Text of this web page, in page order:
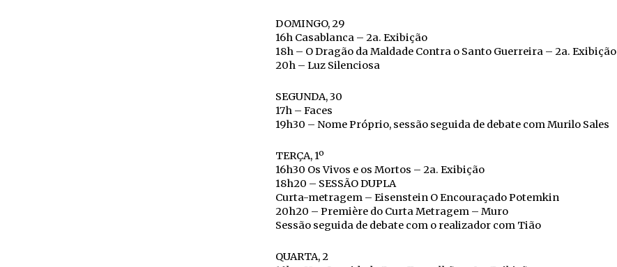
DOMINGO, 29
16h Casablanca – 2a. Exibição
18h – O Dragão da Maldade Contra o Santo Guerreira – 2a. Exibição
20h – Luz Silenciosa
SEGUNDA, 30
17h – Faces
19h30 – Nome Próprio, sessão seguida de debate com Murilo Sales
TERÇA, 1º
16h30 Os Vivos e os Mortos – 2a. Exibição
18h20 – SESSÃO DUPLA
Curta-metragem – Eisenstein O Encouraçado Potemkin
20h20 – Première do Curta Metragem – Muro
Sessão seguida de debate com o realizador com Tião
QUARTA, 2